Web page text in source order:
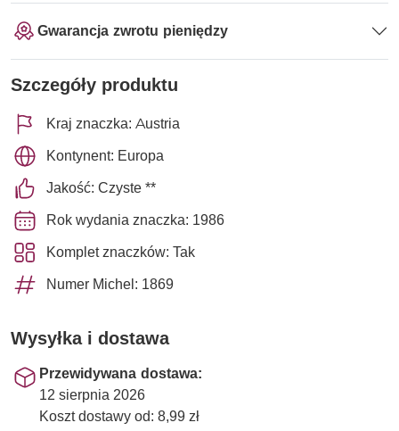
Gwarancja zwrotu pieniędzy
Szczegóły produktu
Kraj znaczka: Austria
Kontynent: Europa
Jakość: Czyste **
Rok wydania znaczka: 1986
Komplet znaczków: Tak
Numer Michel: 1869
Wysyłka i dostawa
Przewidywana dostawa:
12 sierpnia 2026
Koszt dostawy od: 8,99 zł